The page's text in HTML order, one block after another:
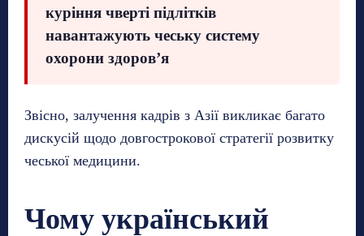
куріння чверті підлітків
навантажують чеську систему
охорони здоров’я
Звісно, залучення кадрів з Азії викликає багато
дискусій щодо довгострокової стратегії розвитку
чеської медицини.
Чому український